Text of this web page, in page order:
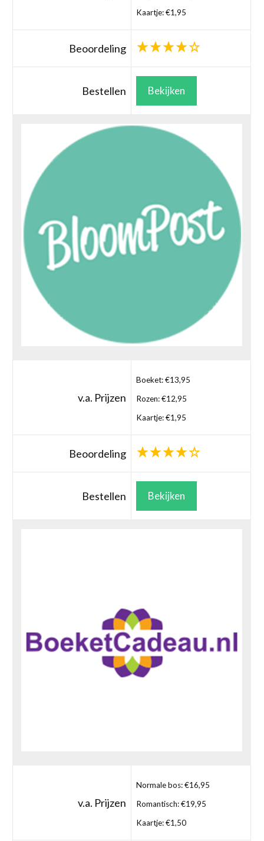
Kaartje: €1,95
Beoordeling
Bestellen Bekijken
v.a. Prijzen
Boeket: €13,95
Rozen: €12,95
Kaartje: €1,95
Beoordeling
Bestellen Bekijken
v.a. Prijzen
Normale bos: €16,95
Romantisch: €19,95
Kaartje: €1,50